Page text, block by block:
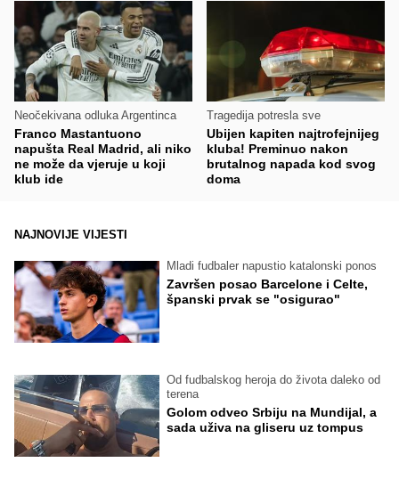
Neočekivana odluka Argentinca
Franco Mastantuono
napušta Real Madrid, ali niko
ne može da vjeruje u koji
klub ide
Tragedija potresla sve
Ubijen kapiten najtrofejnijeg
kluba! Preminuo nakon
brutalnog napada kod svog
doma
NAJNOVIJE VIJESTI
Mladi fudbaler napustio katalonski ponos
Završen posao Barcelone i Celte,
španski prvak se "osigurao"
Od fudbalskog heroja do života daleko od
terena
Golom odveo Srbiju na Mundijal, a
sada uživa na gliseru uz tompus